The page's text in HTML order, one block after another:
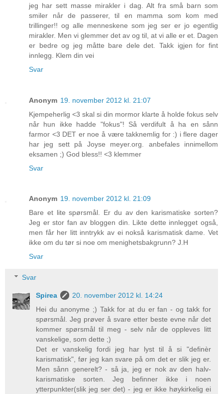
jeg har sett masse mirakler i dag. Alt fra små barn som
smiler når de passerer, til en mamma som kom med
trillinger!! og alle menneskene som jeg ser er jo egentlig
mirakler. Men vi glemmer det av og til, at vi alle er et. Dagen
er bedre og jeg måtte bare dele det. Takk igjen for fint
innlegg. Klem din vei
Svar
Anonym 19. november 2012 kl. 21:07
Kjempeherlig <3 skal si din mormor klarte å holde fokus selv
når hun ikke hadde "fokus"! Så verdifult å ha en sånn
farmor <3 DET er noe å være takknemlig for :) i flere dager
har jeg sett på Joyse meyer.org. anbefales innimellom
eksamen ;) God bless!! <3 klemmer
Svar
Anonym 19. november 2012 kl. 21:09
Bare et lite spørsmål. Er du av den karismatiske sorten?
Jeg er stor fan av bloggen din. Likte dette innlegget også,
men får her litt inntrykk av ei nokså karismatisk dame. Vet
ikke om du tør si noe om menighetsbakgrunn? J.H
Svar
Svar
Spirea
20. november 2012 kl. 14:24
Hei du anonyme ;) Takk for at du er fan - og takk for
spørsmål. Jeg prøver å svare etter beste evne når det
kommer spørsmål til meg - selv når de oppleves litt
vanskelige, som dette ;)
Det er vanskelig fordi jeg har lyst til å si "definèr
karismatisk", før jeg kan svare på om det er slik jeg er.
Men sånn generelt? - så ja, jeg er nok av den halv-
karismatiske sorten. Jeg befinner ikke i noen
ytterpunkter(slik jeg ser det) - jeg er ikke høykirkelig ei